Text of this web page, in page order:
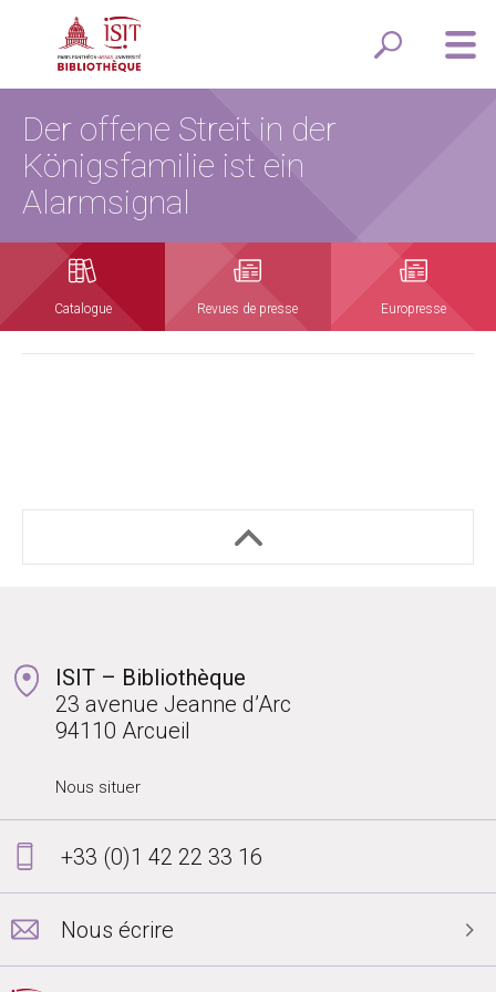
Der offene Streit in der
Königsfamilie ist ein
Alarmsignal
Catalogue Revues de presse Europresse
ISIT – Bibliothèque
23 avenue Jeanne d’Arc
94110 Arcueil
Nous situer
+33 (0)1 42 22 33 16
Nous écrire